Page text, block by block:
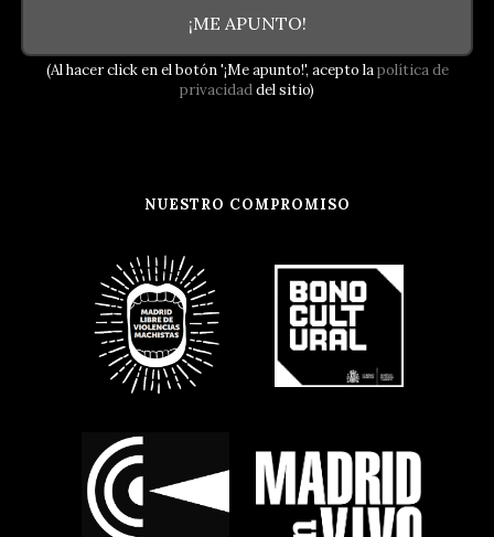
¡ME APUNTO!
(Al hacer click en el botón '¡Me apunto!', acepto lapolítica de
privacidaddel sitio)
NUESTRO COMPROMISO